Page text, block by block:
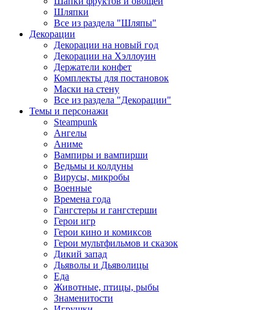
Шляпки
Все из раздела "Шляпы"
Декорации
Декорации на новый год
Декорации на Хэллоуин
Держатели конфет
Комплекты для постановок
Маски на стену
Все из раздела "Декорации"
Темы и персонажи
Steampunk
Ангелы
Аниме
Вампиры и вампирши
Ведьмы и колдуны
Вирусы, микробы
Военные
Времена года
Гангстеры и гангстерши
Герои игр
Герои кино и комиксов
Герои мультфильмов и сказок
Дикий запад
Дьяволы и Дьяволицы
Еда
Животные, птицы, рыбы
Знаменитости